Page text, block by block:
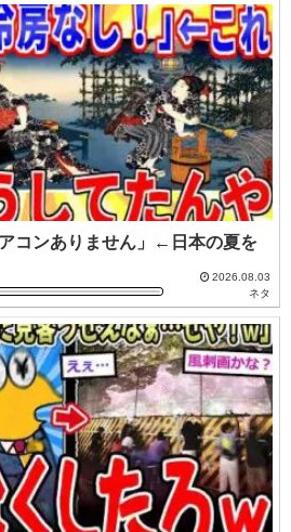
コンありません」←日本の夏を
2026.08.03
ネタ